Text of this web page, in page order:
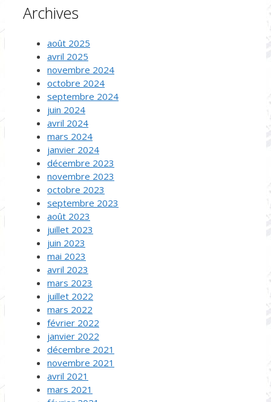
Archives
août 2025
avril 2025
novembre 2024
octobre 2024
septembre 2024
juin 2024
avril 2024
mars 2024
janvier 2024
décembre 2023
novembre 2023
octobre 2023
septembre 2023
août 2023
juillet 2023
juin 2023
mai 2023
avril 2023
mars 2023
juillet 2022
mars 2022
février 2022
janvier 2022
décembre 2021
novembre 2021
avril 2021
mars 2021